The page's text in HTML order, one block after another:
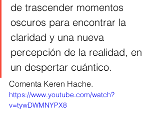
de trascender momentos
oscuros para encontrar la
claridad y una nueva
percepción de la realidad, en
un despertar cuántico.
Comenta Keren Hache.
https://www.youtube.com/watch?
v=tywDWMNYPX8